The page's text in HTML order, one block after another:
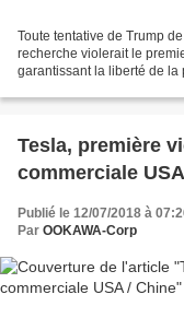
Toute tentative de Trump
recherche violerait le
garantissant la liberté de la
Tesla, première
commerciale
Publié le 12/07/2018 à
Par OOKAWA-Corp